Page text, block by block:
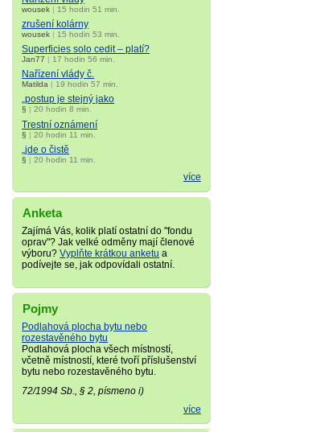
wousek | 15 hodin 51 min.
zrušení kolárny
wousek | 15 hodin 53 min.
Superficies solo cedit – platí?
Jan77 | 17 hodin 56 min.
Nařízení vlády č.
Matilda 19 hodin 57 min.
„postup je stejný jako
§ |20 hodin 8 min.
Trestní oznámení
§ |20 hodin 11 min.
„jde o čistě
§ |20 hodin 11 min.
více
Anketa
Zajímá Vás, kolik platí ostatní do "fondu
oprav"? Jak velké odměny mají členové
výboru?Vyplňte krátkou anketu a
podívejte se, jak odpovídali ostatní.
Pojmy
Podlahová plocha bytu nebo
rozestavěného bytu
Podlahová plocha všech místností,
včetně místností, které tvoří příslušenství
bytu nebo rozestavěného bytu.
72/1994 Sb., § 2, písmeno i)
více